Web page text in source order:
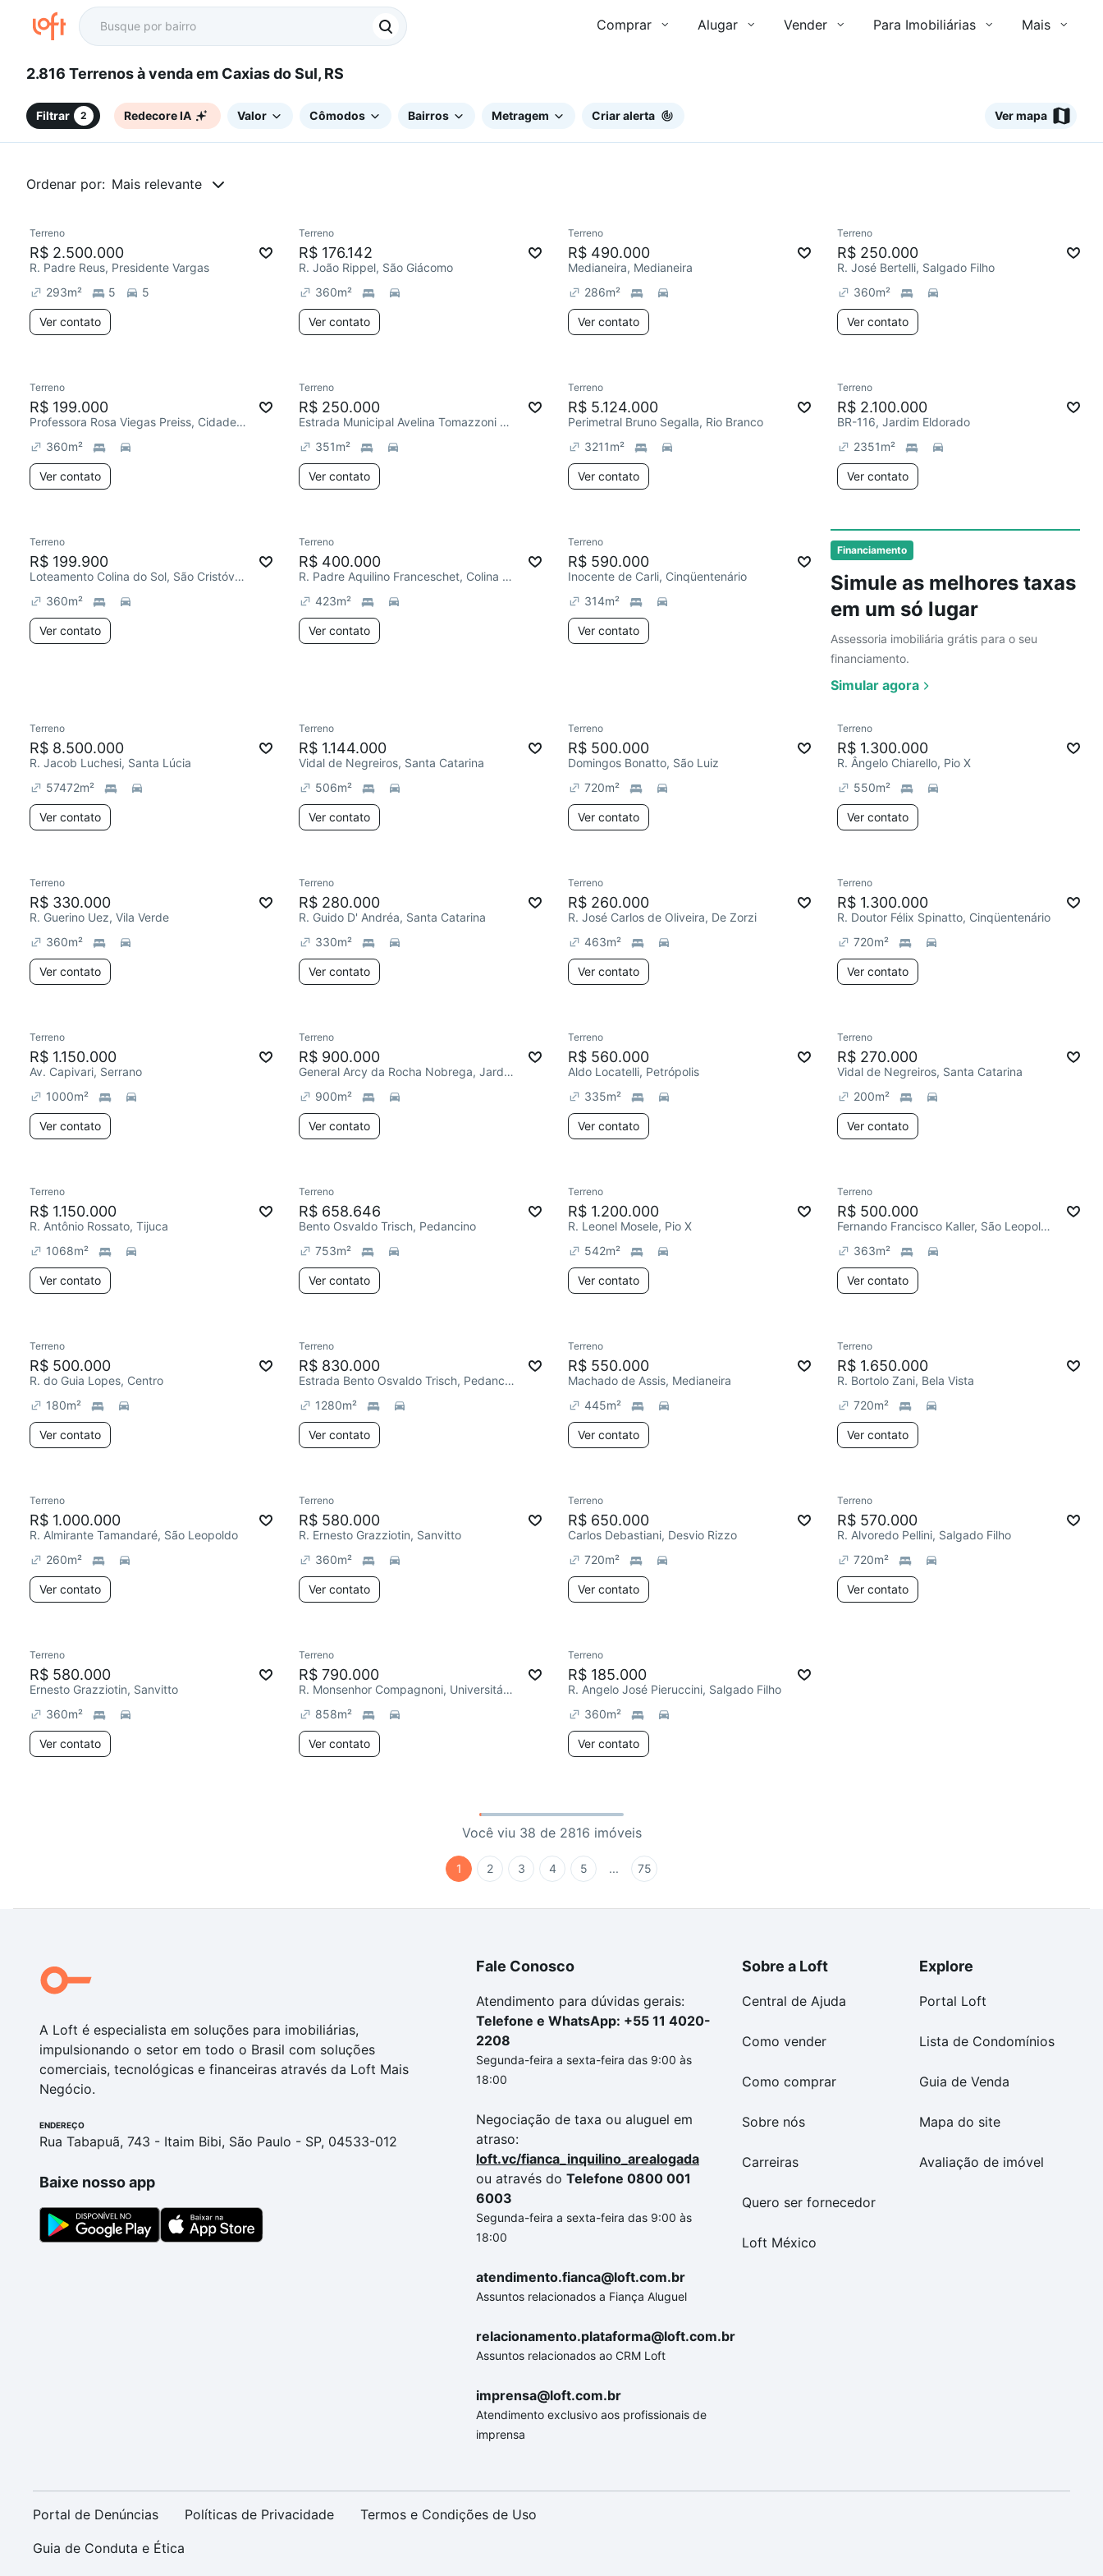
Comprar Alugar Vender Para Imobiliárias Mais
2.816 Terrenos à venda em Caxias do Sul, RS
Filtrar 2 Redecore IA Valor Cômodos Bairros Metragem Criar alerta Ver mapa
Ordenar por: Mais relevante
Financiamento
Simule as melhores taxas
em um só lugar
Assessoria imobiliária grátis para o seu
financiamento.
Simular agora
Chegou este mês
Terreno
R$ 2.500.000
R. Padre Reus, Presidente Vargas
293m² 5 5
Ver contato
Chegou este mês
Terreno
R$ 176.142
R. João Rippel, São Giácomo
360m²
Ver contato
Chegou este mês
Terreno
R$ 490.000
Medianeira, Medianeira
286m²
Ver contato
Chegou este mês
Terreno
R$ 250.000
R. José Bertelli, Salgado Filho
360m²
Ver contato
Chegou este mês
Terreno
R$ 199.000
Professora Rosa Viegas Preiss, Cidade Nova
360m²
Ver contato
Chegou este mês
Terreno
R$ 250.000
Estrada Municipal Avelina Tomazzoni Piccoli, Monte Bérico
351m²
Ver contato
Chegou este mês
Terreno
R$ 5.124.000
Perimetral Bruno Segalla, Rio Branco
3211m²
Ver contato
Chegou este mês
Terreno
R$ 2.100.000
BR-116, Jardim Eldorado
2351m²
Ver contato
Chegou este mês
Ver
Terreno
R$ 199.900
Loteamento Colina do Sol, São Cristóvão
360m²
Ver contato
Chegou este mês
Terreno
R$ 400.000
R. Padre Aquilino Franceschet, Colina Sorriso
423m²
Ver contato
Chegou este mês
Terreno
R$ 590.000
Inocente de Carli, Cinqüentenário
314m²
Ver contato
Chegou este mês
Terreno
R$ 8.500.000
R. Jacob Luchesi, Santa Lúcia
57472m²
Ver contato
Terreno
R$ 1.144.000
Vidal de Negreiros, Santa Catarina
506m²
Ver contato
Terreno
R$ 500.000
Domingos Bonatto, São Luiz
720m²
Ver contato
Terreno
R$ 1.300.000
R. Ângelo Chiarello, Pio X
550m²
Ver contato
Terreno
R$ 330.000
R. Guerino Uez, Vila Verde
360m²
Ver contato
Terreno
R$ 280.000
R. Guido D' Andréa, Santa Catarina
330m²
Ver contato
Terreno
R$ 260.000
R. José Carlos de Oliveira, De Zorzi
463m²
Ver contato
Terreno
R$ 1.300.000
R. Doutor Félix Spinatto, Cinqüentenário
720m²
Ver contato
Terreno
R$ 1.150.000
Av. Capivari, Serrano
1000m²
Ver contato
Terreno
R$ 900.000
General Arcy da Rocha Nobrega, Jardim América
900m²
Ver contato
Terreno
R$ 560.000
Aldo Locatelli, Petrópolis
335m²
Ver contato
Terreno
R$ 270.000
Vidal de Negreiros, Santa Catarina
200m²
Ver contato
Terreno
R$ 1.150.000
R. Antônio Rossato, Tijuca
1068m²
Ver contato
Terreno
R$ 658.646
Bento Osvaldo Trisch, Pedancino
753m²
Ver contato
Terreno
R$ 1.200.000
R. Leonel Mosele, Pio X
542m²
Ver contato
Terreno
R$ 500.000
Fernando Francisco Kaller, São Leopoldo
363m²
Ver contato
Terreno
R$ 500.000
R. do Guia Lopes, Centro
180m²
Ver contato
Terreno
R$ 830.000
Estrada Bento Osvaldo Trisch, Pedancino
1280m²
Ver contato
Terreno
R$ 550.000
Machado de Assis, Medianeira
445m²
Ver contato
Terreno
R$ 1.650.000
R. Bortolo Zani, Bela Vista
720m²
Ver contato
Terreno
R$ 1.000.000
R. Almirante Tamandaré, São Leopoldo
260m²
Ver contato
Terreno
R$ 580.000
R. Ernesto Grazziotin, Sanvitto
360m²
Ver contato
Terreno
R$ 650.000
Carlos Debastiani, Desvio Rizzo
720m²
Ver contato
Terreno
R$ 570.000
R. Alvoredo Pellini, Salgado Filho
720m²
Ver contato
Terreno
R$ 580.000
Ernesto Grazziotin, Sanvitto
360m²
Ver contato
Terreno
R$ 790.000
R. Monsenhor Compagnoni, Universitário
858m²
Ver contato
Terreno
R$ 185.000
R. Angelo José Pieruccini, Salgado Filho
360m²
Ver contato
Você viu 38 de 2816 imóveis
1 2 3 4 5 ... 75
A Loft é especialista em soluções para imobiliárias,
impulsionando o setor em todo o Brasil com soluções
comerciais, tecnológicas e financeiras através da Loft Mais
Negócio.
ENDEREÇO
Rua Tabapuã, 743 - Itaim Bibi, São Paulo - SP, 04533-012
Baixe nosso app
Fale Conosco
Atendimento para dúvidas gerais:
Telefone e WhatsApp: +55 11 4020-
2208
Segunda-feira a sexta-feira das 9:00 às
18:00
Negociação de taxa ou aluguel em
atraso:
loft.vc/fianca_inquilino_arealogada
ou através do Telefone 0800 001
6003
Segunda-feira a sexta-feira das 9:00 às
18:00
atendimento.fianca@loft.com.br
Assuntos relacionados a Fiança Aluguel
relacionamento.plataforma@loft.com.br
Assuntos relacionados ao CRM Loft
imprensa@loft.com.br
Atendimento exclusivo aos profissionais de
imprensa
Sobre a Loft
Central de Ajuda
Como vender
Como comprar
Sobre nós
Carreiras
Quero ser fornecedor
Loft México
Explore
Portal Loft
Lista de Condomínios
Guia de Venda
Mapa do site
Avaliação de imóvel
Portal de Denúncias Políticas de Privacidade Termos e Condições de Uso
Guia de Conduta e Ética